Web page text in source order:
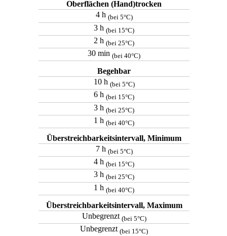
Oberflächen (Hand)trocken
4 h (bei 5°C)
3 h (bei 15°C)
2 h (bei 25°C)
30 min (bei 40°C)
Begehbar
10h (bei 5°C)
6 h (bei 15°C)
3 h (bei 25°C)
1 h (bei 40°C)
Überstreichbarkeitsintervall, Minimum
7 h (bei 5°C)
4 h (bei 15°C)
3 h (bei 25°C)
1 h (bei 40°C)
Überstreichbarkeitsintervall, Maximum
Unbegrenzt (bei 5°C)
Unbegrenzt (bei 15°C)